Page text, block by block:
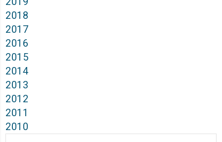
2018
2017
2016
2015
2014
2013
2012
2011
2010